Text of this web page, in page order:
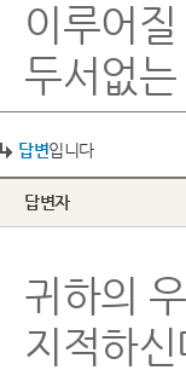
이루어
두서없
답변입니다
답변자
귀하의
지적하